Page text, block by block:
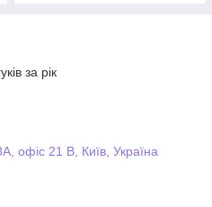
за рік
офіс 21 В, Київ, Україна